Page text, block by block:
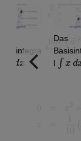
Das
xdx